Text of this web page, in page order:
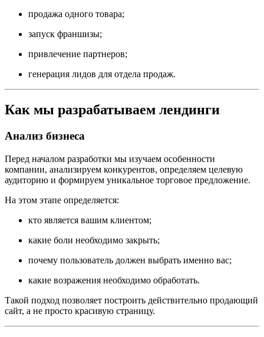
продажа одного товара;
запуск франшизы;
привлечение партнеров;
генерация лидов для отдела продаж.
Как мы разрабатываем лендинги
Анализ бизнеса
Перед началом разработки мы изучаем особенности
компании, анализируем конкурентов, определяем целевую
аудиторию и формируем уникальное торговое предложение.
На этом этапе определяется:
кто является вашим клиентом;
какие боли необходимо закрыть;
почему пользователь должен выбрать именно вас;
какие возражения необходимо обработать.
Такой подход позволяет построить действительно продающий
сайт, а не просто красивую страницу.